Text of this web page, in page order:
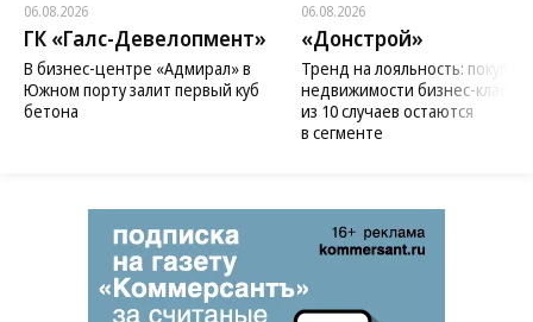
06.08.2026
ГК «Галс-Девелопмент»
В бизнес-центре «Адмирал» в
Южном порту залит первый куб
бетона
06.08.2026
«Донстрой»
Тренд на лояльность:
недвижимости бизнес-класса
из 10 случаев остаются
в сегменте